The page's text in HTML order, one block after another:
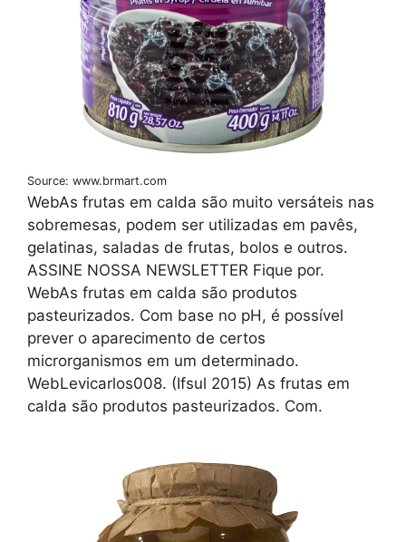
Source: www.brmart.com
WebAs frutas em calda são muito versáteis nas
sobremesas, podem ser utilizadas em pavês,
gelatinas, saladas de frutas, bolos e outros.
ASSINE NOSSA NEWSLETTER Fique por.
WebAs frutas em calda são produtos
pasteurizados. Com base no pH, é possível
prever o aparecimento de certos
microrganismos em um determinado.
WebLevicarlos008. (Ifsul 2015) As frutas em
calda são produtos pasteurizados. Com.